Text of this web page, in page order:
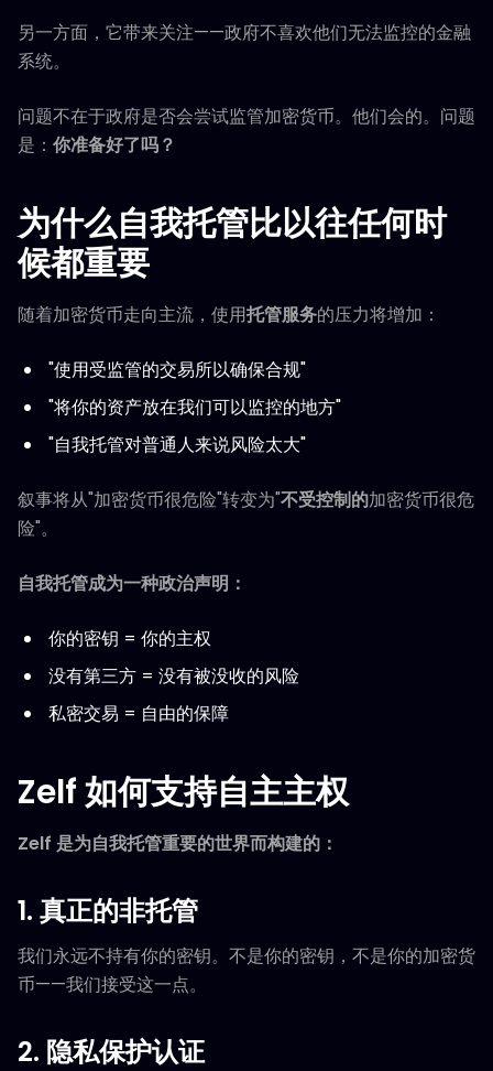
另一方面，它带来关注——政府不喜欢他们无法监控的金融
系统。
问题不在于政府是否会尝试监管加密货币。他们会的。问题
是： 你准备好了吗？
为什么自我托管比以往任何时
候都重要
随着加密货币走向主流，使用托管服务的压力将增加：
"使用受监管的交易所以确保合规"
"将你的资产放在我们可以监控的地方"
"自我托管对普通人来说风险太大"
叙事将从"加密货币很危险"转变为"不受控制的加密货币很危
险"。
自我托管成为一种政治声明：
你的密钥 = 你的主权
没有第三方 = 没有被没收的风险
私密交易 = 自由的保障
Zelf 如何支持自主主权
Zelf 是为自我托管重要的世界而构建的：
1. 真正的非托管
我们永远不持有你的密钥。不是你的密钥，不是你的加密货
币——我们接受这一点。
2. 隐私保护认证